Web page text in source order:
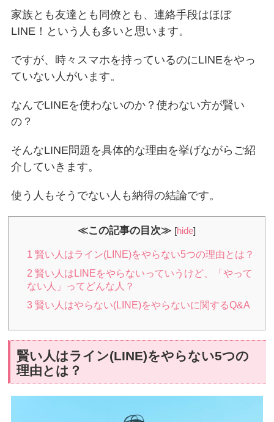
家族とも友達とも同僚とも、連絡手段はほぼ
LINE！という人も多いと思います。
ですが、時々スマホを持っているのにLINEをやっ
ていない人がいます。
なんでLINEを使わないのか？使わない方が賢い
の？
そんなLINE問題を具体的な理由を挙げながらご紹
介していきます。
使う人もそうでない人も納得の結論です。
≪この記事の目次≫ [hide]
1 賢い人はライン(LINE)をやらない5つの理由とは？
2 賢い人はLINEをやらないっていうけど、「やって
ない人」ってどんな人？
3 賢い人はやらない(LINE)をやらないに関するQ&A
賢い人はライン(LINE)をやらない5つの
理由とは？